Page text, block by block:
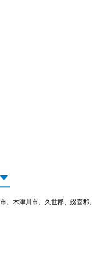
、木津川市、久世郡、綴喜郡、